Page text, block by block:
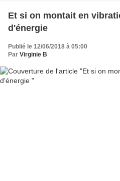
Et si on montait en
d'énergie
Publié le 12/06/2018 à 05:00
Par Virginie B